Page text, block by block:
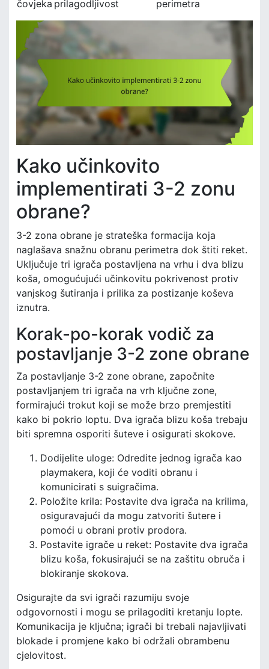
čovjeka prilagodljivost
perimetra
Kako učinkovito
implementirati 3-2 zonu
obrane?
3-2 zona obrane je strateška formacija koja
naglašava snažnu obranu perimetra dok štiti reket.
Uključuje tri igrača postavljena na vrhu i dva blizu
koša, omogućujući učinkovitu pokrivenost protiv
vanjskog šutiranja i prilika za postizanje koševa
iznutra.
Korak-po-korak vodič za
postavljanje 3-2 zone obrane
Za postavljanje 3-2 zone obrane, započnite
postavljanjem tri igrača na vrh ključne zone,
formirajući trokut koji se može brzo premjestiti
kako bi pokrio loptu. Dva igrača blizu koša trebaju
biti spremna osporiti šuteve i osigurati skokove.
Dodijelite uloge: Odredite jednog igrača kao
playmakera, koji će voditi obranu i
komunicirati s suigračima.
Položite krila: Postavite dva igrača na krilima,
osiguravajući da mogu zatvoriti šutere i
pomoći u obrani protiv prodora.
Postavite igrače u reket: Postavite dva igrača
blizu koša, fokusirajući se na zaštitu obruča i
blokiranje skokova.
Osigurajte da svi igrači razumiju svoje
odgovornosti i mogu se prilagoditi kretanju lopte.
Komunikacija je ključna; igrači bi trebali najavljivati
blokade i promjene kako bi održali obrambenu
cjelovitost.